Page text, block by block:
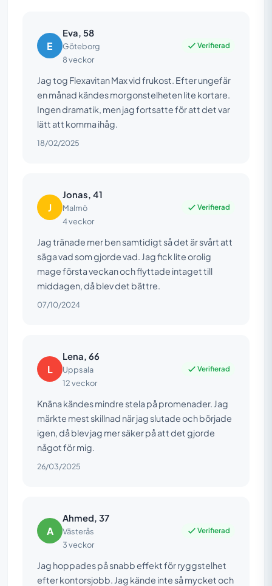
E
Eva, 58
Göteborg
8 veckor
Verifierad
Jag tog Flexavitan Max vid frukost. Efter ungefär
en månad kändes morgonstelheten lite kortare.
Ingen dramatik, men jag fortsatte för att det var
lätt att komma ihåg.
18/02/2025
J
Jonas, 41
Malmö
4 veckor
Verifierad
Jag tränade mer ben samtidigt så det är svårt att
säga vad som gjorde vad. Jag fick lite orolig
mage första veckan och flyttade intaget till
middagen, då blev det bättre.
07/10/2024
L
Lena, 66
Uppsala
12 veckor
Verifierad
Knäna kändes mindre stela på promenader. Jag
märkte mest skillnad när jag slutade och började
igen, då blev jag mer säker på att det gjorde
något för mig.
26/03/2025
A
Ahmed, 37
Västerås
3 veckor
Verifierad
Jag hoppades på snabb effekt för ryggstelhet
efter kontorsjobb. Jag kände inte så mycket och